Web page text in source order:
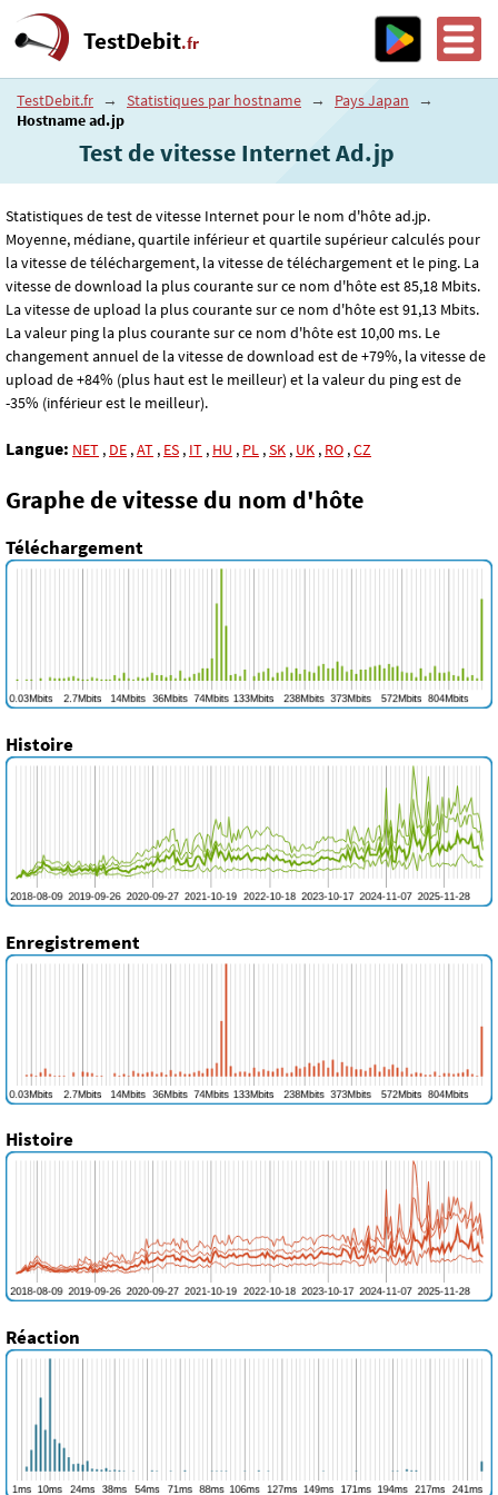
TestDebit.fr
TestDebit.fr → Statistiques par hostname → Pays Japan
→
Hostname ad.jp
Test de vitesse Internet Ad.jp
Statistiques de test de vitesse Internet pour le nom d'hôte ad.jp.
Moyenne, médiane, quartile inférieur et quartile supérieur calculés pour
la vitesse de téléchargement, la vitesse de téléchargement et le ping. La
vitesse de download la plus courante sur ce nom d'hôte est 85,18 Mbits.
La vitesse de upload la plus courante sur ce nom d'hôte est 91,13 Mbits.
La valeur ping la plus courante sur ce nom d'hôte est 10,00 ms. Le
changement annuel de la vitesse de download est de +79%, la vitesse de
upload de +84% (plus haut est le meilleur) et la valeur du ping est de
-35% (inférieur est le meilleur).
Langue: NET , DE ,AT , ES , IT , HU , PL ,SK , UK , RO ,CZ
Graphe de vitesse du nom d'hôte
Téléchargement
Histoire
Enregistrement
Histoire
Réaction